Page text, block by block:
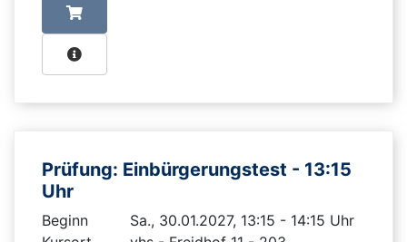
Prüfung: Einbürgerungstest - 13:15
Uhr
Beginn
Sa., 30.01.2027, 13:15 - 14:15 Uhr